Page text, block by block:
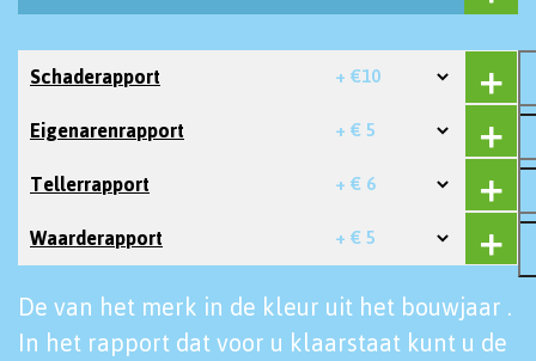
Schaderapport + €10
Eigenarenrapport + € 5
Tellerrapport + € 6
Waarderapport + € 5
De van het merk in de kleur uit het bouwjaar .
In het rapport dat voor u klaarstaat kunt u de